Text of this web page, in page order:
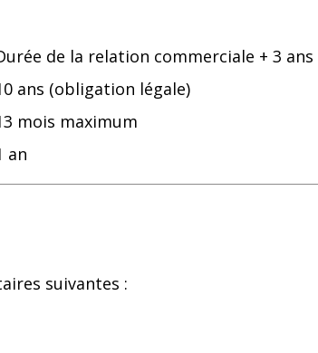
de la relation commerciale + 3 ans
ans (obligation légale)
mois maximum
an
suivantes :